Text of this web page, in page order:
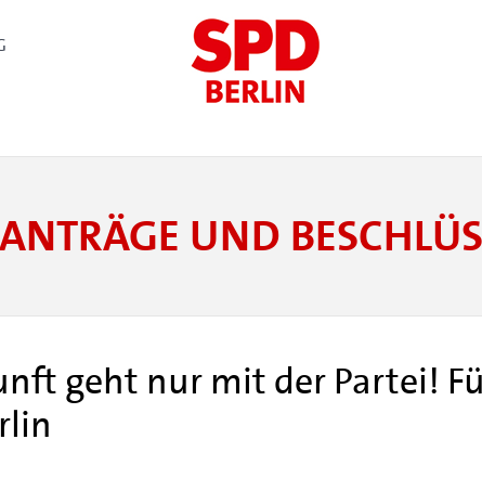
ANTRÄGE UND
geht nur mit der Partei!